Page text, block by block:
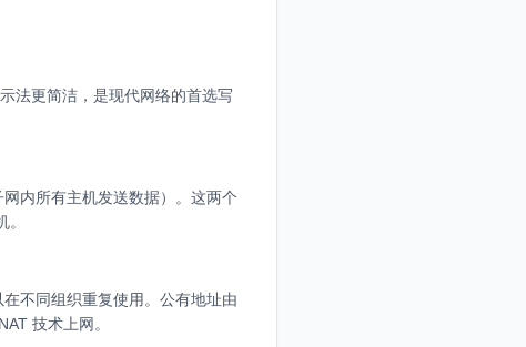
法更简洁，是现代网络的首选写
内所有主机发送数据）。这两个
不同组织重复使用。公有地址由
技术上网。